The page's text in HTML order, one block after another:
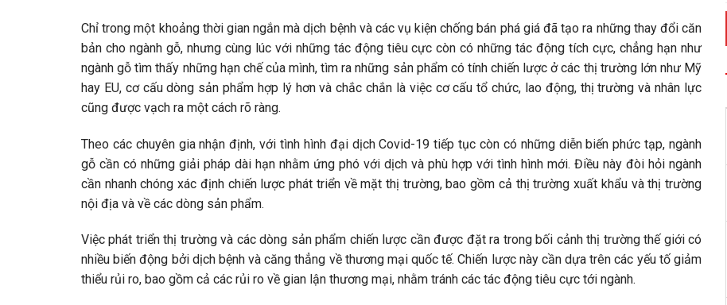
Chỉ trong một khoảng thời gian ngắn mà dịch bệnh và các vụ kiện chống bán phá giá đã tạo ra những thay đổi căn
bản cho ngành gỗ, nhưng cùng lúc với những tác động tiêu cực còn có những tác động tích cực, chẳng hạn như
ngành gỗ tìm thấy những hạn chế của mình, tìm ra những sản phẩm có tính chiến lược ở các thị trường lớn như Mỹ
hay EU, cơ cấu dòng sản phẩm hợp lý hơn và chắc chắn là việc cơ cấu tổ chức, lao động, thị trường và nhân lực
cũng được vạch ra một cách rõ ràng.
Theo các chuyên gia nhận định, với tình hình đại dịch Covid-19 tiếp tục còn có những diễn biến phức tạp, ngành
gỗ cần có những giải pháp dài hạn nhằm ứng phó với dịch và phù hợp với tình hình mới. Điều này đòi hỏi ngành
cần nhanh chóng xác định chiến lược phát triển về mặt thị trường, bao gồm cả thị trường xuất khẩu và thị trường
nội địa và về các dòng sản phẩm.
Việc phát triển thị trường và các dòng sản phẩm chiến lược cần được đặt ra trong bối cảnh thị trường thế giới có
nhiều biến động bởi dịch bệnh và căng thẳng về thương mại quốc tế. Chiến lược này cần dựa trên các yếu tố giảm
thiểu rủi ro, bao gồm cả các rủi ro về gian lận thương mại, nhằm tránh các tác động tiêu cực tới ngành.